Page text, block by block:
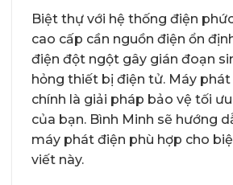
Biệt thự với hệ thống điện
cao cấp cần nguồn điện ổn
điện đột ngột gây gián đoạn
hỏng thiết bị điện tử. Máy
chính là giải pháp bảo vệ tối
của bạn. Bình Minh sẽ hướng
máy phát điện phù hợp cho
viết này.